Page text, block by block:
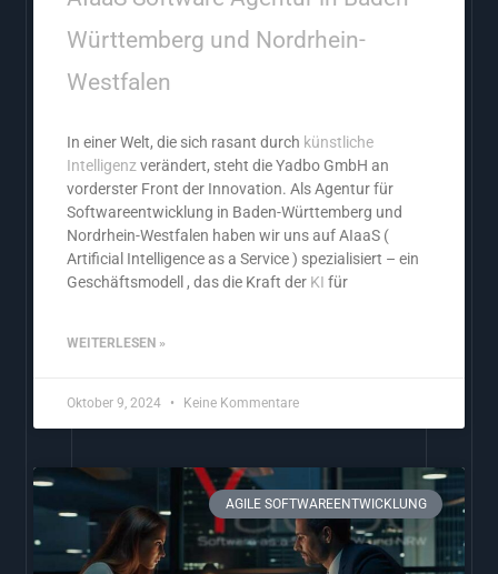
Württemberg und Nordrhein-
Westfalen
In einer Welt, die sich rasant durch künstliche
Intelligenz verändert, steht die Yadbo GmbH an
vorderster Front der Innovation. Als Agentur für
Softwareentwicklung in Baden-Württemberg und
Nordrhein-Westfalen haben wir uns auf AIaaS (
Artificial Intelligence as a Service ) spezialisiert – ein
Geschäftsmodell , das die Kraft der KI für
WEITERLESEN »
Oktober 9, 2024 Keine Kommentare
AGILE SOFTWAREENTWICKLUNG